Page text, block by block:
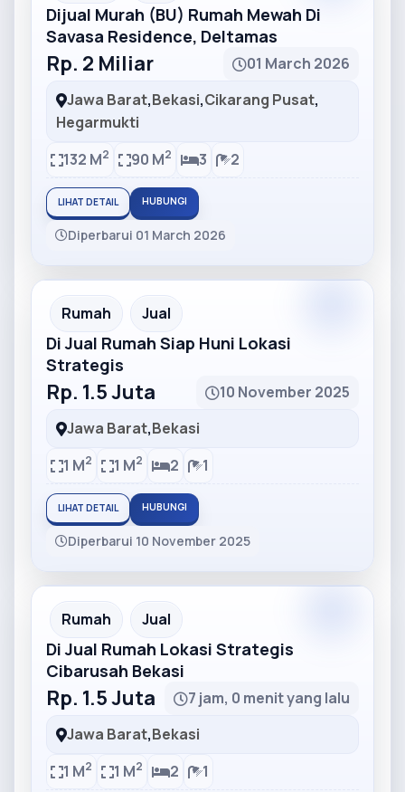
Dijual Murah (BU) Rumah Mewah Di
Savasa Residence, Deltamas
Rp. 2 Miliar
01 March 2026
Jawa Barat,Bekasi,Cikarang Pusat,
Hegarmukti
132 M2 90 M2 3 2
LIHAT DETAIL HUBUNGI
Diperbarui 01 March 2026
Partner Ad
Rumah Jual
Di Jual Rumah Siap Huni Lokasi
Strategis
Rp. 1.5 Juta
10 November 2025
Jawa Barat,Bekasi
1 M2 1 M2 2 1
LIHAT DETAIL HUBUNGI
Diperbarui 10 November 2025
Partner Ad
Rumah Jual
Di Jual Rumah Lokasi Strategis
Cibarusah Bekasi
Rp. 1.5 Juta
7 jam, 0 menit yang lalu
Jawa Barat,Bekasi
1 M2 1 M2 2 1